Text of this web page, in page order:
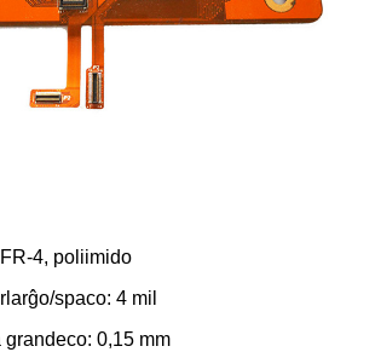
4, poliimido
spaco: 4 mil
grandeco: 0,15 mm